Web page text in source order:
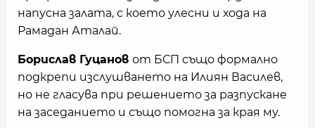
напусна залата, с което улесни и хода на
Рамадан Аталай.
Борислав Гуцанов от БСП също формално
подкрепи изслушването на Илиян Василев,
но не гласува при решението за разпускане
на заседанието и също помогна за края му.